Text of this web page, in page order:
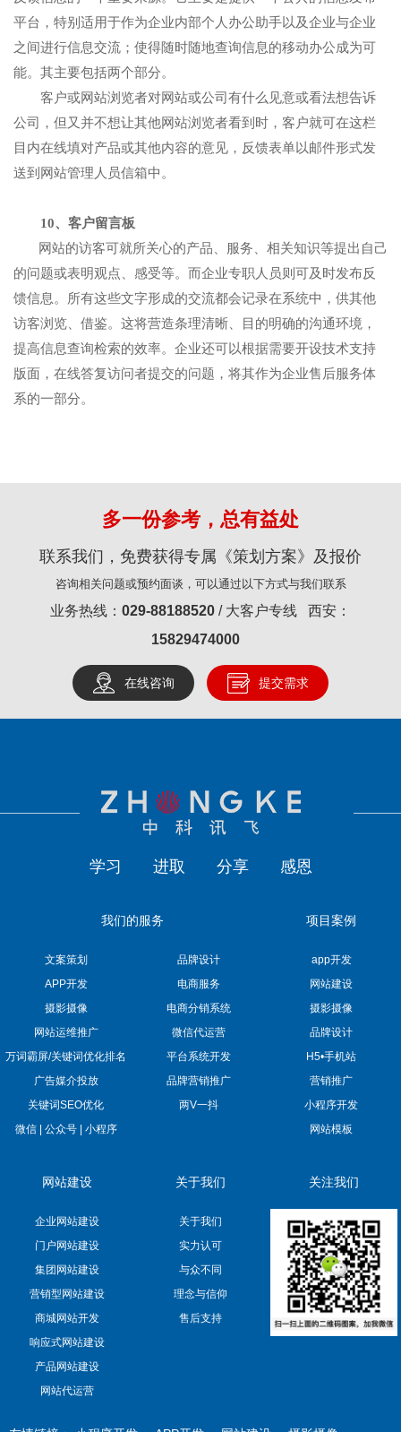
平台，特别适用于作为企业内部个人办公助手以及企业与企业
之间进行信息交流；使得随时随地查询信息的移动办公成为可
能。其主要包括两个部分。
客户或网站浏览者对网站或公司有什么见意或看法想告诉
公司，但又并不想让其他网站浏览者看到时，客户就可在这栏
目内在线填对产品或其他内容的意见，反馈表单以邮件形式发
送到网站管理人员信箱中。
10、客户留言板
网站的访客可就所关心的产品、服务、相关知识等提出自己
的问题或表明观点、感受等。而企业专职人员则可及时发布反
馈信息。所有这些文字形成的交流都会记录在系统中，供其他
访客浏览、借鉴。这将营造条理清晰、目的明确的沟通环境，
提高信息查询检索的效率。企业还可以根据需要开设技术支持
版面，在线答复访问者提交的问题，将其作为企业售后服务体
系的一部分。
多一份参考，总有益处
联系我们，免费获得专属《策划方案》及报价
咨询相关问题或预约面谈，可以通过以下方式与我们联系
业务热线： 029-88188520 / 大客户专线 西安：
15829474000
在线咨询 提交需求
学习 进取 分享 感恩
我们的服务
文案策划
品牌设计
APP开发
电商服务
摄影摄像
电商分销系统
网站运维推广
微信代运营
万词霸屏/关键词优化排名
平台系统开发
广告媒介投放
品牌营销推广
关键词SEO优化
两V一抖
微信 | 公众号 | 小程序
项目案例
app开发
网站建设
摄影摄像
品牌设计
H5•手机站
营销推广
小程序开发
网站模板
网站建设
企业网站建设
门户网站建设
集团网站建设
营销型网站建设
商城网站开发
响应式网站建设
产品网站建设
网站代运营
关于我们
关于我们
实力认可
与众不同
理念与信仰
售后支持
关注我们